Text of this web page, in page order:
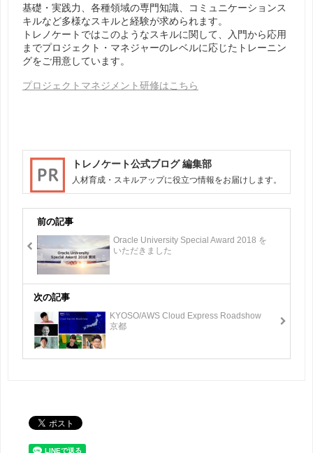
基礎・実践力、各種領域の専門知識、コミュニケーションス
キルなど多様なスキルと経験が求められます。
トレノケートではこのようなスキルに関して、入門から応用
までプロジェクト・マネジャーのレベルに応じたトレーニン
グをご用意しています。
プロジェクトマネジメント研修はこちら
トレノケート公式ブログ 編集部
人材育成・スキルアップに役立つ情報をお届けします。
前の記事
Oracle University Special Award 2018 を
いただきました
次の記事
KYOSO/AWS Cloud Express Roadshow
京都